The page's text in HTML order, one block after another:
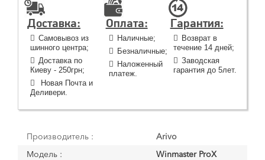
Доставка:
Самовывоз из
шинного центра;
Доставка по
Киеву - 250грн;
Новая Почта и
Деливери.
Оплата:
Наличные;
Безналичные;
Наложенный
платеж.
Гарантия:
Возврат в
течение 14 дней;
Заводская
гарантия до 5лет.
Производитель :
Arivo
Модель :
Winmaster ProX